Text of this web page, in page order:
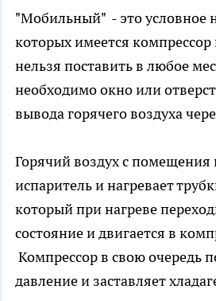
"Мобильный" - это условное
которых имеется компрессор
нельзя поставить в любое
необходимо окно или
вывода горячего воздуха
Горячий воздух с помещения
испаритель и нагревает
который при нагреве
состояние и двигается в
Компрессор в свою очередь
давление и заставляет